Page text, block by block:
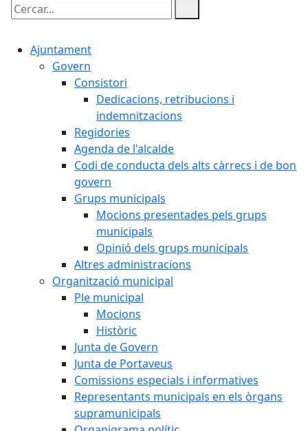
Cercar:
Ajuntament
Govern
Consistori
Dedicacions, retribucions i
indemnitzacions
Regidories
Agenda de l'alcalde
Codi de conducta dels alts càrrecs i de bon
govern
Grups municipals
Mocions presentades pels grups
municipals
Opinió dels grups municipals
Altres administracions
Organització municipal
Ple municipal
Mocions
Històric
Junta de Govern
Junta de Portaveus
Comissions especials i informatives
Representants municipals en els òrgans
supramunicipals